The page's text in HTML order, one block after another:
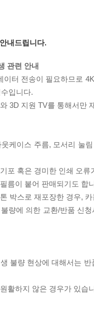
내드립니다.
관련 안내
터 전송이 필요하므로
입니다.
3D 지원 TV를 통해서만
케이스 주름, 모서리 눌
포 혹은 경미한 인쇄 오류
름이 붙어 판매되기도 합
박스로 재포장한 경우,
량에 의한 교환/반품 신
불량 현상에 대해서는
활하지 않은 경우가 있